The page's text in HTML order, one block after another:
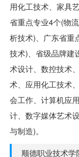
用化工技术、家具
省重点专业4个(物
析技术)、广东省重
技术)、省级品牌建
术设计、数控技术
术、应用化工技术
会工作、计算机应
计、数字媒体艺术
与制造)。
顺德职业技术